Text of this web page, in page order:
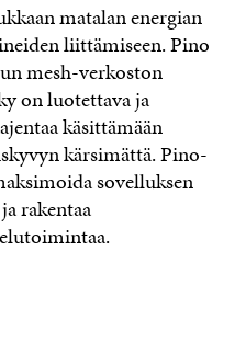
matalan energian
liittämiseen. Pino
mesh-verkoston
on luotettava ja
käsittämään
kärsimättä. Pino-
sovelluksen
rakentaa